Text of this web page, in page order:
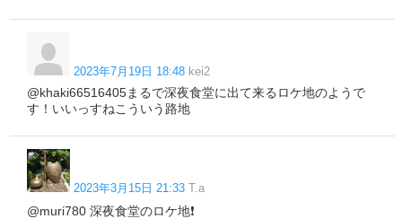
2023年7月19日 18:48 kei2
@khaki66516405まるで深夜食堂に出て来るロケ地のようで
す！いいっすねこういう路地
2023年3月15日 21:33 T.a
@muri780 深夜食堂のロケ地❗